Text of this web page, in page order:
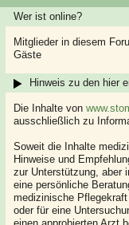
Wer ist online?
Mitglieder in diesem
Gäste
Hinweis zu den hier
Die Inhalte von
ausschließlich zu
Soweit die Inhalte
Hinweise und
zur Unterstützung, aber
eine persönliche
medizinische
oder für eine